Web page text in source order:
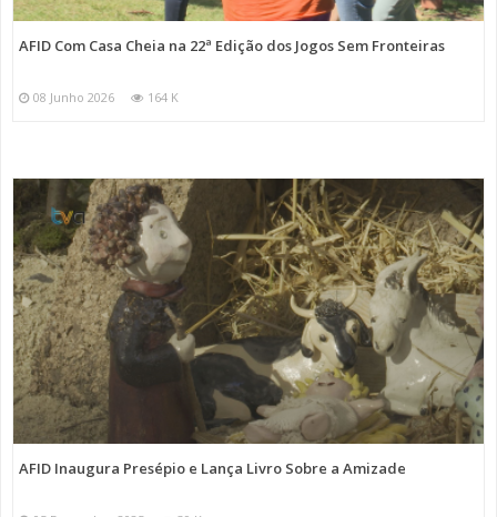
AFID Com Casa Cheia na 22ª Edição dos Jogos Sem Fronteiras
08 Junho 2026 164 K
AFID Inaugura Presépio e Lança Livro Sobre a Amizade